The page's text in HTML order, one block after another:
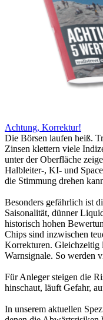
Achtung, Korrektur!
Die Börsen laufen heiß.
Zinsen klettern viele
unter der Oberfläche
Halbleiter-, KI- und
die Stimmung drehen
Besonders gefährlich ist
Saisonalität, dünner
historisch hohen
Chips sind inzwischen
Korrekturen. Gleichzeitig
Warnsignale. So werden
Für Anleger steigen die
hinschaut, läuft Gefahr,
In unserem aktuellen